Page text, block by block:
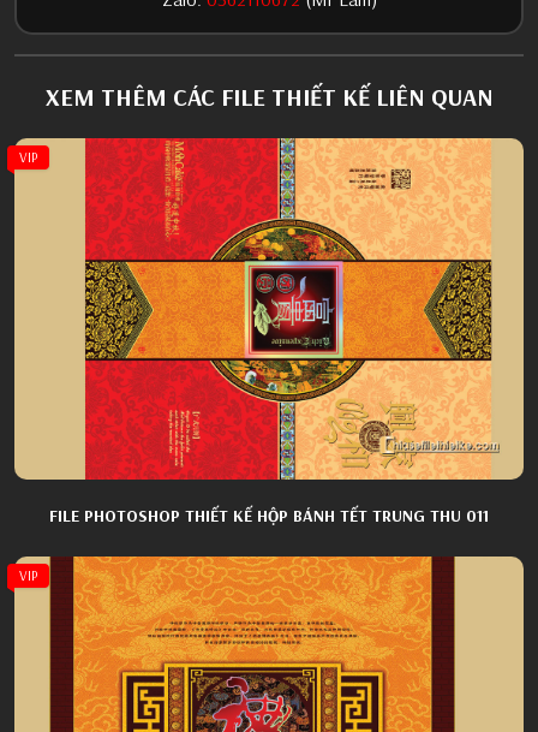
XEM THÊM CÁC FILE THIẾT KẾ LIÊN QUAN
VIP
FILE PHOTOSHOP THIẾT KẾ HỘP BÁNH TẾT TRUNG THU 011
VIP